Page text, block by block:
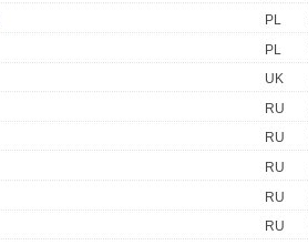
PL
PL
UK
RU
RU
RU
RU
RU